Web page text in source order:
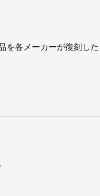
を各メーカーが復刻した